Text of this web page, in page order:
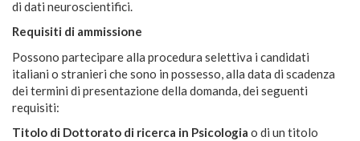
di dati neuroscientifici.
Requisiti di ammissione
Possono partecipare alla procedura selettiva i candidati
italiani o stranieri che sono in possesso, alla data di scadenza
dei termini di presentazione della domanda, dei seguenti
requisiti:
Titolo di Dottorato di ricerca in Psicologia o di un titolo